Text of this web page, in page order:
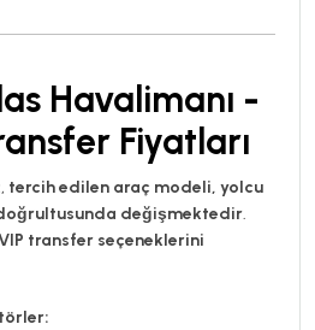
Havalimanı -
Fiyatları
tercih edilen araç modeli, yolcu
doğrultusunda değişmektedir.
transfer seçeneklerini